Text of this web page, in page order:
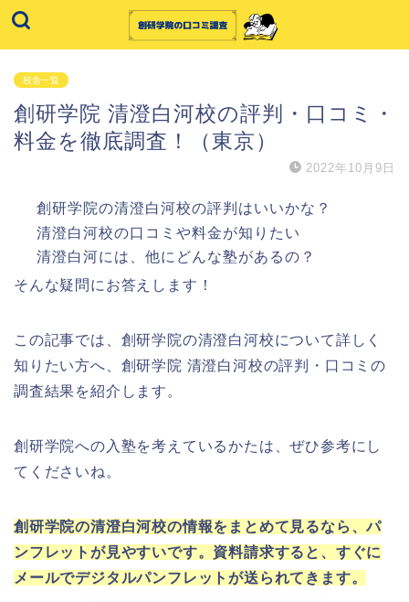
校舎一覧
創研学院 清澄白河校の評判・口コミ・
料金を徹底調査！（東京）
2022年10月9日
創研学院の清澄白河校の評判はいいかな？
清澄白河校の口コミや料金が知りたい
清澄白河には、他にどんな塾があるの？
そんな疑問にお答えします！
この記事では、創研学院の清澄白河校について詳しく
知りたい方へ、創研学院 清澄白河校の評判・口コミの
調査結果を紹介します。
創研学院への入塾を考えているかたは、ぜひ参考にし
てくださいね。
創研学院の清澄白河校の情報をまとめて見るなら、パ
ンフレットが見やすいです。資料請求すると、すぐに
メールでデジタルパンフレットが送られてきます。